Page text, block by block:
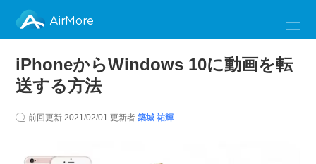
AirMore
iPhoneからWindows 10に動画を転
送する方法
前回更新2021/02/01 更新者築城 祐輝